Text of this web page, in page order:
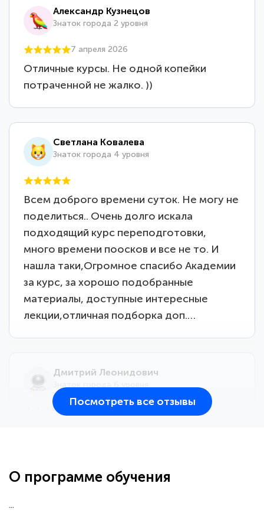
Александр Кузнецов
Знаток города 2 уровня
7 апреля 2026
Отличные курсы. Не одной копейки
потраченной не жалко. ))
Светлана Ковалева
Знаток города 4 уровня
Всем доброго времени суток. Не могу не
поделиться.. Очень долго искала
подходящий курс переподготовки,
много времени поосков и все не то. И
нашла таки,Огромное спасибо Академии
за курс, за хорошо подобранные
материалы, доступные интересные
лекции,отличная подборка доп.…
Дмитрий Леонидович
большое количество методических
Посмотреть все отзывы
О программе обучения
...